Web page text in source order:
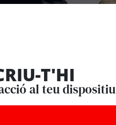
T'HI
al teu dispositiu